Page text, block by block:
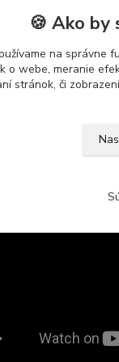
gumová
🍪 Ako by
na správne
o webe, meranie
stránok, či